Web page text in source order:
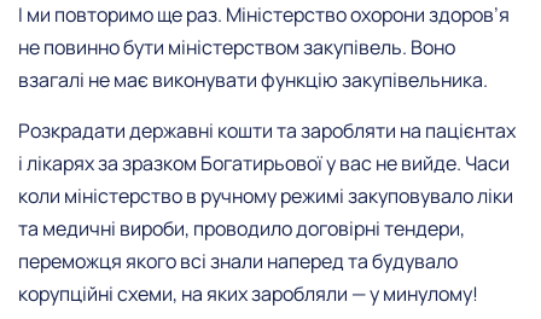
І ми повторимо ще раз. Міністерство охорони здоров’я
не повинно бути міністерством закупівель. Воно
взагалі не має виконувати функцію закупівельника.
Розкрадати державні кошти та заробляти на пацієнтах
і лікарях за зразком Богатирьової у вас не вийде. Часи
коли міністерство в ручному режимі закуповувало ліки
та медичні вироби, проводило договірні тендери,
переможця якого всі знали наперед та будувало
корупційні схеми, на яких заробляли — у минулому!